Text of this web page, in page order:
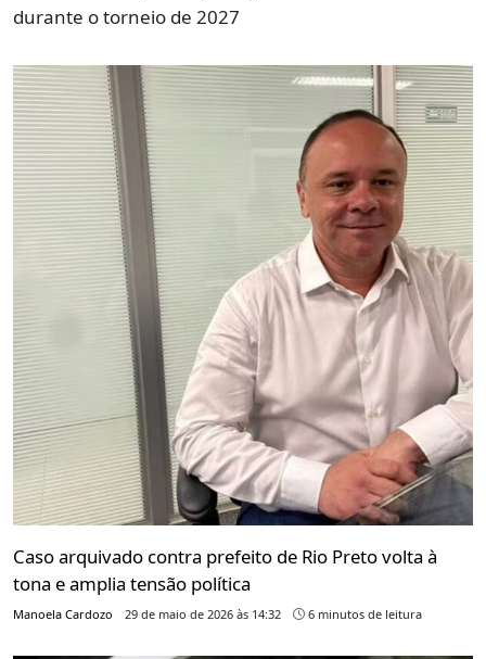
durante o torneio de 2027
Caso arquivado contra prefeito de Rio Preto volta à
tona e amplia tensão política
Manoela Cardozo 29 de maio de 2026 às 14:32 6 minutos de leitura